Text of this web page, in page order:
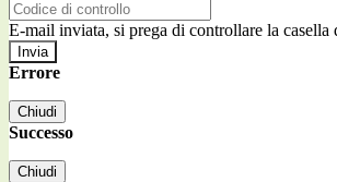
E-mail inviata, si prega di controllare la casella
Errore
Chiudi
Successo
Chiudi